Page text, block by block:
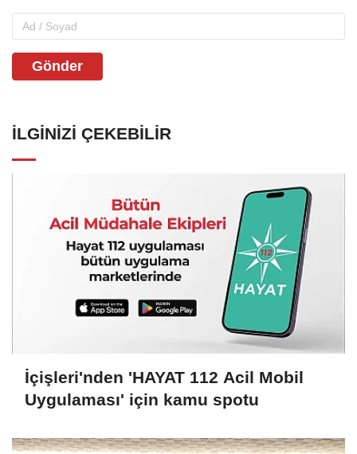
Gönder
İLGINIZI ÇEKEBILIR
İçişleri'nden 'HAYAT 112 Acil Mobil
Uygulaması' için kamu spotu